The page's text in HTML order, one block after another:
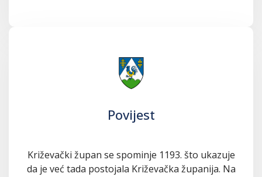
Povijest
Križevački župan se spominje 1193. što ukazuje
da je već tada postojala Križevačka županija. Na